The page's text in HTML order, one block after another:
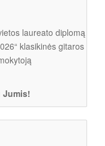
laureato diplomą
klasikinės gitaros
Jumis!